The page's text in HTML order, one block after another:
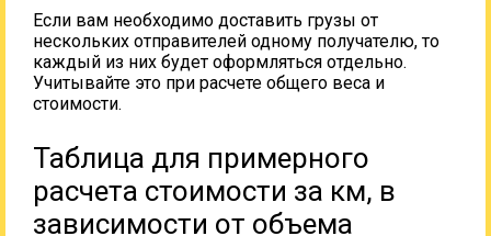
Если вам необходимо доставить грузы от
нескольких отправителей одному получателю, то
каждый из них будет оформляться отдельно.
Учитывайте это при расчете общего веса и
стоимости.
Таблица для примерного
расчета стоимости за км, в
зависимости от объема